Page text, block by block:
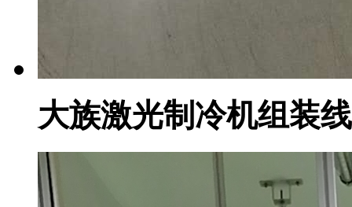
大族激光制冷机组装线